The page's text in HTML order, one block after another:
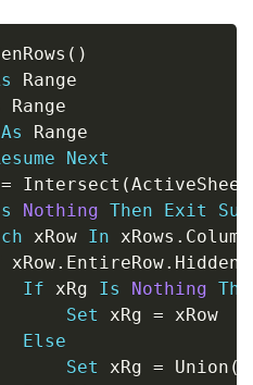
( )
Range
Range
As Range
Next
= Intersect (ActiveSheet
Nothing Then Exit
Sub
xRow In xRows .
xRow. EntireRow. Hidden
If xRg Is Nothing
Set xRg = xRow
Else
Set xRg = Union (